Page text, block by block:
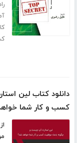
دانلود کتاب لین
کسب و کار شما